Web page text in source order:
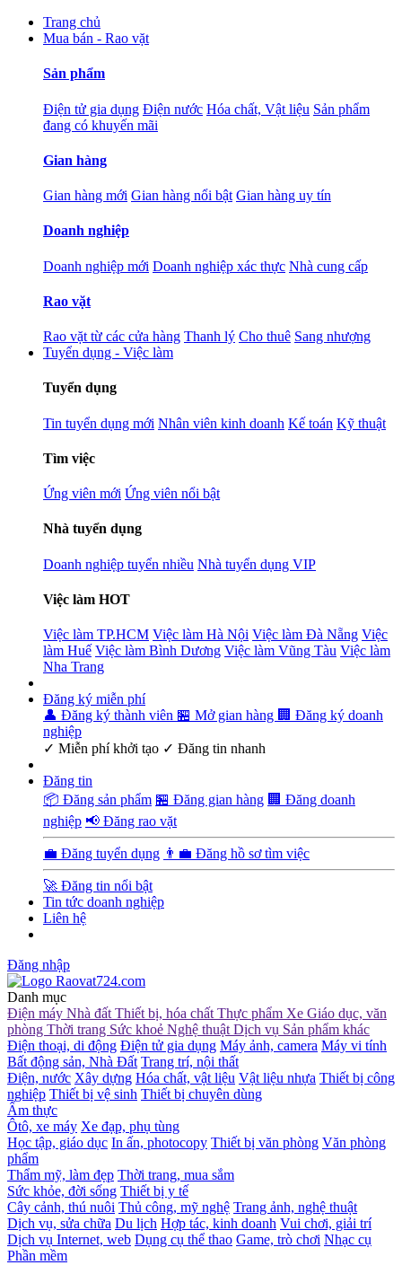
Trang chủ
Mua bán - Rao vặt
Sản phẩm
Điện tử gia dụng Điện nước Hóa chất, Vật liệu Sản phẩm
đang có khuyến mãi
Gian hàng
Gian hàng mới Gian hàng nổi bật Gian hàng uy tín
Doanh nghiệp
Doanh nghiệp mới Doanh nghiệp xác thực Nhà cung cấp
Rao vặt
Rao vặt từ các cửa hàng Thanh lý Cho thuê Sang nhượng
Tuyển dụng - Việc làm
Tuyển dụng
Tin tuyển dụng mới Nhân viên kinh doanh Kế toán Kỹ thuật
Tìm việc
Ứng viên mới Ứng viên nổi bật
Nhà tuyển dụng
Doanh nghiệp tuyển nhiều Nhà tuyển dụng VIP
Việc làm HOT
Việc làm TP.HCM Việc làm Hà Nội Việc làm Đà Nẵng Việc
làm Huế Việc làm Bình Dương Việc làm Vũng Tàu Việc làm
Nha Trang
Đăng ký miễn phí
👤 Đăng ký thành viên 🏪 Mở gian hàng 🏢 Đăng ký doanh
nghiệp
✓ Miễn phí khởi tạo ✓ Đăng tin nhanh
Đăng tin
📦 Đăng sản phẩm 🏪 Đăng gian hàng 🏢 Đăng doanh
nghiệp 📢 Đăng rao vặt
💼 Đăng tuyển dụng 👨‍💼 Đăng hồ sơ tìm việc
🚀 Đăng tin nổi bật
Tin tức doanh nghiệp
Liên hệ
Đăng nhập
Danh mục
Điện máy Nhà đất Thiết bị, hóa chất Thực phẩm Xe Giáo dục, văn
phòng Thời trang Sức khoẻ Nghệ thuật Dịch vụ Sản phẩm khác
Điện thoại, di động Điện tử gia dụng Máy ảnh, camera Máy vi tính
Bất động sản, Nhà Đất Trang trí, nội thất
Điện, nước Xây dựng Hóa chất, vật liệu Vật liệu nhựa Thiết bị công
nghiệp Thiết bị vệ sinh Thiết bị chuyên dùng
Ẩm thực
Ôtô, xe máy Xe đạp, phụ tùng
Học tập, giáo dục In ấn, photocopy Thiết bị văn phòng Văn phòng
phẩm
Thẩm mỹ, làm đẹp Thời trang, mua sắm
Sức khỏe, đời sống Thiết bị y tế
Cây cảnh, thú nuôi Thủ công, mỹ nghệ Trang ảnh, nghệ thuật
Dịch vụ, sửa chữa Du lịch Hợp tác, kinh doanh Vui chơi, giải trí
Dịch vụ Internet, web Dụng cụ thể thao Game, trò chơi Nhạc cụ
Phần mềm